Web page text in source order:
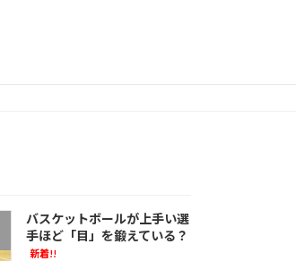
バスケットボールが上手い選
手ほど「目」を鍛えている？
新着!!